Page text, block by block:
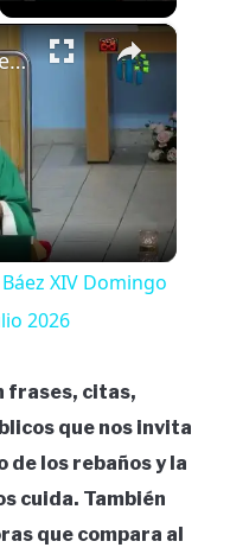
×
Homilía de monseñor Silvio Báez XIV Domingo del tiempo ordinario 5 de julio 2026
XIV Domingo
2026
frases, citas,
que nos invita
de los rebaños y la
cuida. También
que compara al